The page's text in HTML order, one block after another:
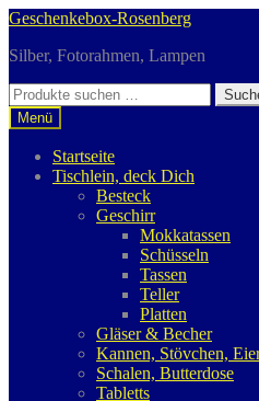
Zur
springen
Zum
springen
Geschenkebox-Rosenberg
Silber, Fotorahmen, Lampen
Suchen
nach:
Menü
Startseite
Tischlein, deck Dich
Besteck
Geschirr
Mokkatassen
Schüsseln
Tassen
Teller
Platten
Gläser & Becher
Kannen, Stövchen,
Schalen, Butterdose
Tabletts